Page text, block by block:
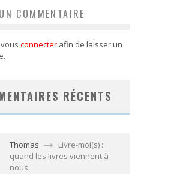
COMMENTAIRE
connecter afin de laisser un
RÉCENTS
Thomas
Livre-moi(s) :
quand les livres viennent à
nous